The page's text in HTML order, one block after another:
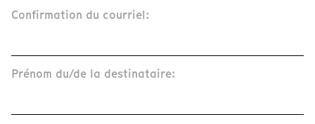
Confirmation du courriel:
Prénom du/de la destinataire: